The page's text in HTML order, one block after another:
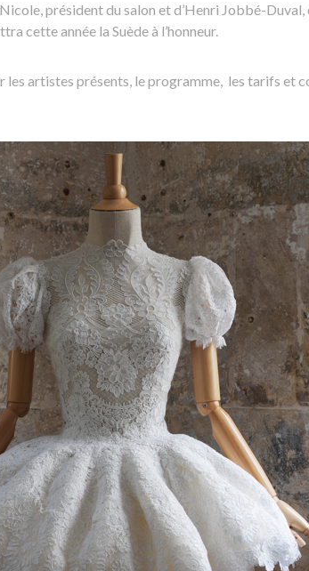
président du salon et d’Henri Jobbé-
cette année la Suède à l’honneur.
les artistes présents, le programme, les tarifs et